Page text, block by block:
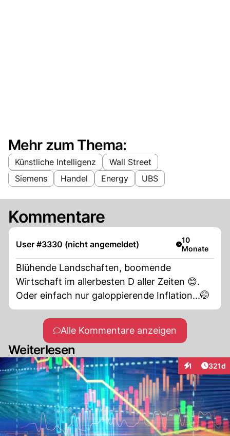
Mehr zum Thema:
Künstliche Intelligenz
Wall Street
Siemens
Handel Energy UBS
Kommentare
User #3330 (nicht angemeldet) Artikel
10
Monate
Blühende Landschaften, boomende
Wirtschaft im allerbesten D aller Zeiten 😊.
Oder einfach nur galoppierende Inflation...🤭
Alle Kommentare anzeigen
Weiterlesen
1
Interaktionen
321d